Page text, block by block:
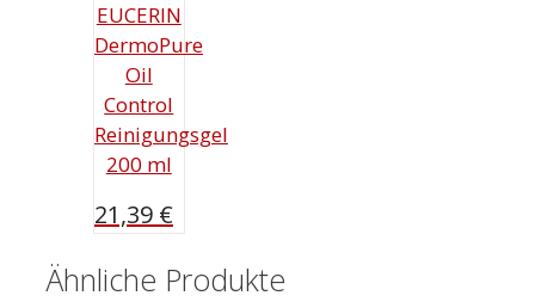
EUCERIN
DermoPure
Oil
Control
Reinigungsgel
200 ml
21,39 €
Ähnliche Produkte